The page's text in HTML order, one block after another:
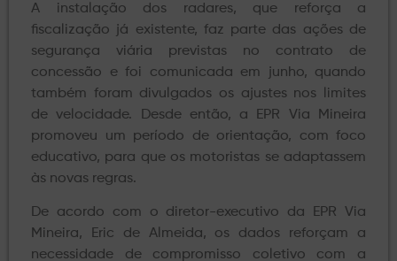
A instalação dos radares, que reforça a
fiscalização já existente, faz parte das ações de
segurança viária previstas no contrato de
concessão e foi comunicada em junho, quando
também foram divulgados os ajustes nos limites
de velocidade. Desde então, a EPR Via Mineira
promoveu um período de orientação, com foco
educativo, para que os motoristas se adaptassem
às novas regras.
De acordo com o diretor-executivo da EPR Via
Mineira, Eric de Almeida, os dados reforçam a
necessidade de compromisso coletivo com a